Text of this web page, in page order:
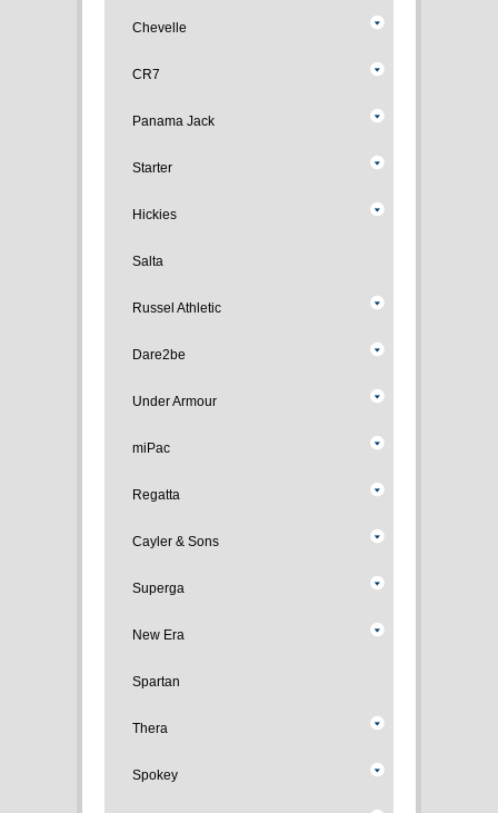
Chevelle
CR7
Panama Jack
Starter
Hickies
Salta
Russel Athletic
Dare2be
Under Armour
miPac
Regatta
Cayler & Sons
Superga
New Era
Spartan
Thera
Spokey